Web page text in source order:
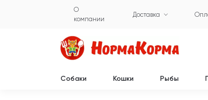
О
компании
Доставка
Собаки Кошки Рыбы